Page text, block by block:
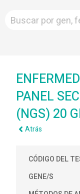
PANEL
(NGS) 20
Atrás
CÓDIGO DEL
GENE/S